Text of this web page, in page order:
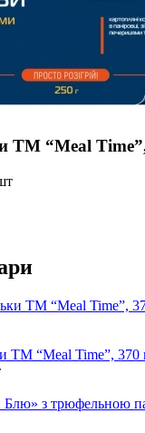
ТМ “Meal
ТМ “Meal Time”, 370